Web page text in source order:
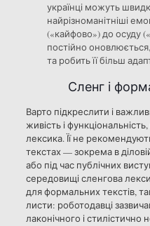
українці можуть
найрізноманітніші
(«кайфово») до осуду («
постійно
та робить її більш
Сленг і
Варто підкреслити і
живість і
лексика. Її не
текстах — зокрема в
або під час публічних
середовищі сленгова
для формальних текстів,
листи: роботодавці
лаконічного і